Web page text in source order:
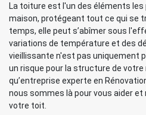
La toiture est l'un des éléments
maison, protégeant tout ce qui se
temps, elle peut s’abîmer sous
variations de température et des
vieillissante n'est pas uniquement
un risque pour la structure de votre
qu’entreprise experte en
nous sommes là pour vous aider et
votre toit.